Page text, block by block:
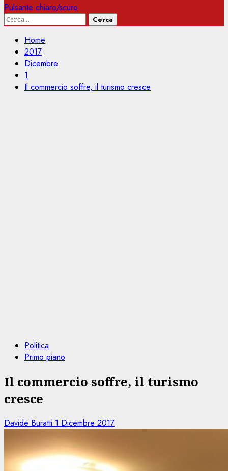
Pulsante chiaro/scuro
Ricerca
Home
2017
Dicembre
1
Il commercio soffre, il turismo cresce
Politica
Primo piano
Il commercio soffre, il turismo
cresce
Davide Buratti 1 Dicembre 2017